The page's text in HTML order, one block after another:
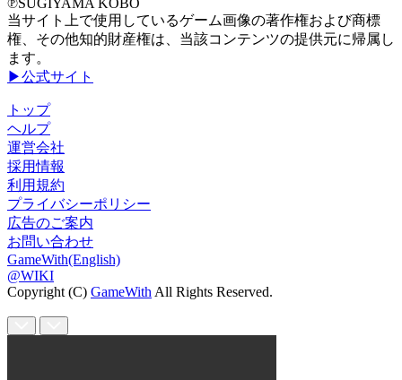
℗SUGIYAMA KOBO
当サイト上で使用しているゲーム画像の著作権および商標
権、その他知的財産権は、当該コンテンツの提供元に帰属し
ます。
▶公式サイト
トップ
ヘルプ
運営会社
採用情報
利用規約
プライバシーポリシー
広告のご案内
お問い合わせ
GameWith(English)
@WIKI
Copyright (C) GameWith All Rights Reserved.